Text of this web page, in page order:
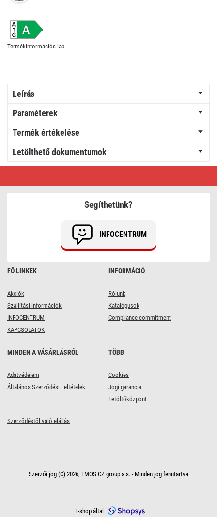
Termékinformációs lap
Leírás
Paraméterek
Termék értékelése
Letölthető dokumentumok
meleg
FŐ LINKEK
Akciók
Szállítási információk
INFOCENTRUM
KAPCSOLATOK
INFORMÁCIÓ
Rólunk
Katalógusok
Compliance commitment
MINDEN A VÁSÁRLÁSRÓL
Adatvédelem
Általános Szerződési Feltételek
TÖBB
Cookies
Jogi garancia
Letöltőközpont
Szerződéstől való elállás
Segíthetünk?
INFOCENTRUM
Szerzői jog (C) 2026, EMOS CZ group a.s. - Minden jog fenntartva
E-shop által